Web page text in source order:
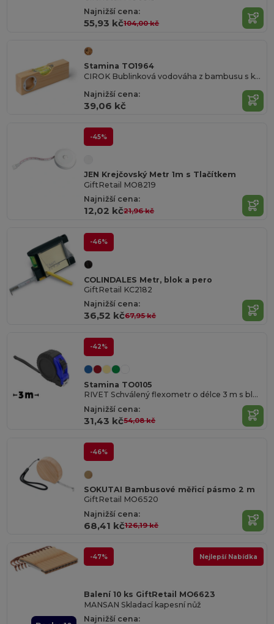
Najnižší cena:
55,93 kč104,00 kč
Stamina TO1964
CIROK Bublinková vodováha z bambusu s kovovým otvírákem na láhve zabudovaným v těle
Najnižší cena:
39,06 kč
-45%
JEN Krejčovský Metr 1m s Tlačítkem
GiftRetail MO8219
Najnižší cena:
12,02 kč21,96 kč
-46%
COLINDALES Metr, blok a pero
GiftRetail KC2182
Najnižší cena:
36,52 kč67,95 kč
-42%
Stamina TO0105
RIVET Schválený flexometr o délce 3 m s blokovacím mechanismem a kovovým háčkem na pásek
Najnižší cena:
31,43 kč54,08 kč
-46%
SOKUTAI Bambusové měřicí pásmo 2 m
GiftRetail MO6520
Najnižší cena:
68,41 kč126,19 kč
-47% Nejlepší Nabídka
Balení 10 ks GiftRetail MO6623
MANSAN Skladací kapesní nůž
Najnižší cena: